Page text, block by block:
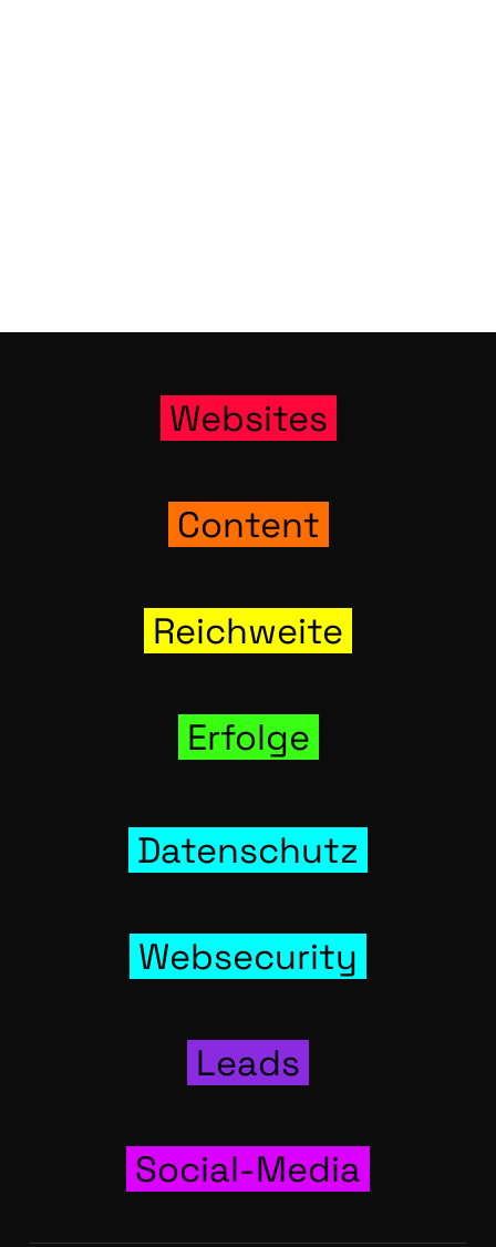
Web­sites
Con­tent
Reich­wei­te
Erfol­ge
Daten­schutz
Web­se­cu­ri­ty
Leads
Social-Media